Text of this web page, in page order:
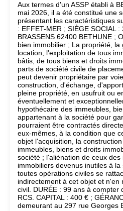
Aux termes d'un ASSP établi à
mai 2026, il a été constitué une
présentant les caractéristiques
: EFFET-MER ; SIÈGE SOCIAL
BRASSENS 62400 BETHUNE ;
bien immobilier ; La propriété,
location, l'exploitation de tous
bâtis, de tous biens et droits
parts de société civile de
peut devenir propriétaire par
construction, d'échange,
pleine propriété, en usufruit ou
éventuellement et
hypothécaire des immeubles,
appartenant à la société pour
pourraient être contractés
eux-mêmes, à la condition que
objet l'acquisition, la
immeubles, biens et droits
société ; l'aliénation de ceux
immobiliers devenus inutiles à
toutes opérations civiles se
indirectement à cet objet et n'en
civil. DURÉE : 99 ans à compter
RCS. CAPITAL : 400 € ;
demeurant au 297 rue Georges